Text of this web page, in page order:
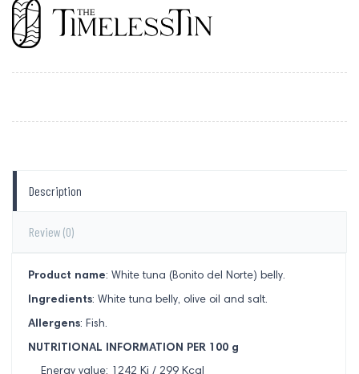
Description
Review (0)
Product name: White tuna (Bonito del Norte) belly.
Ingredients: White tuna belly, olive oil and salt.
Allergens: Fish.
NUTRITIONAL INFORMATION PER 100 g